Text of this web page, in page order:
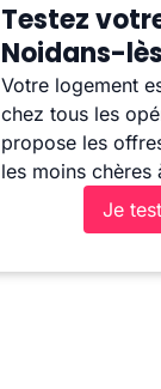
Testez
Noidans-
Votre logement
chez tous les
propose les
les moins chères
Je